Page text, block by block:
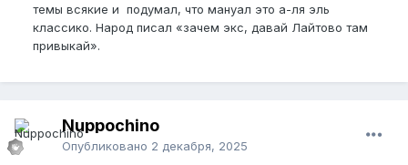
темы всякие и подумал, что мануал это а-ля эль
классико. Народ писал «зачем экс, давай Лайтово там
привыкай».
Nuppochino
Опубликовано 2 декабря, 2025